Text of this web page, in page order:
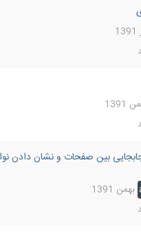
بین صفحات و نشان دادن نوار